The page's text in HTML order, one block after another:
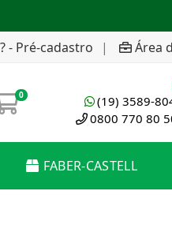
- Pré-cadastro | Área
0
(19) 3589-
0800 770 80
FABER-CASTELL